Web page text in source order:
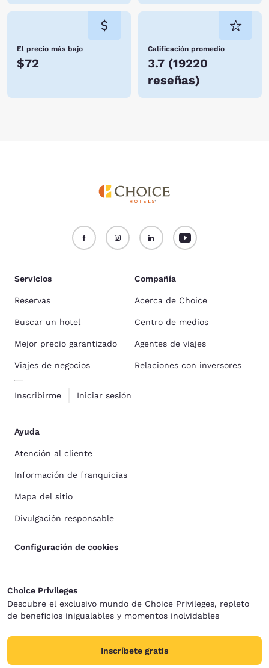
El precio más bajo
$72
Calificación promedio
3.7 (19220
reseñas)
Servicios
Reservas
Buscar un hotel
Mejor precio garantizado
Viajes de negocios
Inscribirme Iniciar sesión
Compañía
Acerca de Choice
Centro de medios
Agentes de viajes
Relaciones con inversores
Ayuda
Atención al cliente
Información de franquicias
Mapa del sitio
Divulgación responsable
Configuración de cookies
Choice Privileges
Descubre el exclusivo mundo de Choice Privileges, repleto
de beneficios inigualables y momentos inolvidables
Inscríbete gratis